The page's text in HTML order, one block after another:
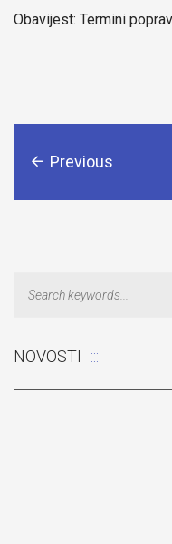
Obavijest: Termini
Previous
NOVOSTI